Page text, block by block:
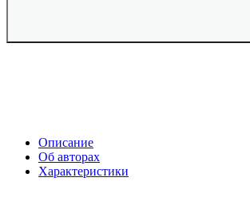
Описание
Об авторах
Характеристики